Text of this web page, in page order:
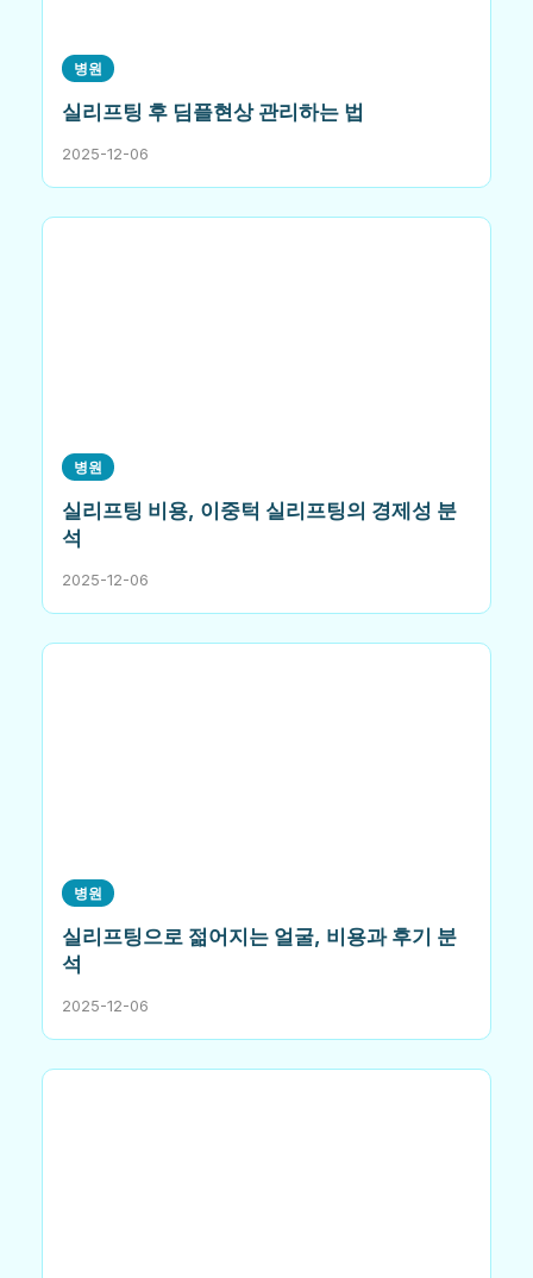
병원
실리프팅 후 딤플현상 관리하는 법
2025-12-06
병원
실리프팅 비용, 이중턱 실리프팅의 경제성 분
석
2025-12-06
병원
실리프팅으로 젊어지는 얼굴, 비용과 후기 분
석
2025-12-06